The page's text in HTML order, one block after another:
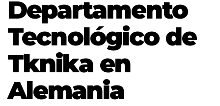
Departamento
Tecnológico de
Tknika en
Alemania